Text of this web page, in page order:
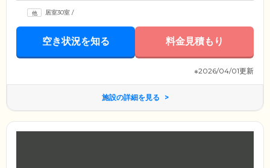
居室30室 /
空き状況を知る 料金見積もり
※2026/04/01更新
施設の詳細を見る